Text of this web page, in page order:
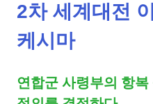
일
2차 세계대전
케시마
연합군 사령부의 항